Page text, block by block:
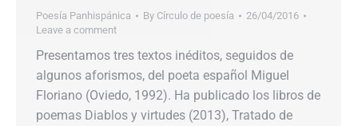
Poesía Panhispánica By Círculo de poesía
26/04/2016
Leave a comment
Presentamos tres textos inéditos, seguidos de
algunos aforismos, del poeta español Miguel
Floriano (Oviedo, 1992). Ha publicado los libros de
poemas Diablos y virtudes (2013), Tratado de